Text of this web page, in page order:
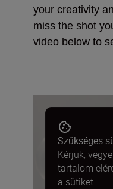
your creativity
miss the shot
video below to
Szükséges
Kérjük,
tartalom
a sütiket.